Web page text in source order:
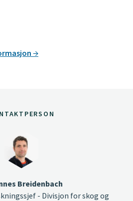
Breidenbach
- Divisjon for skog og